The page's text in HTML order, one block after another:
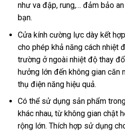
như va đập, rung,… đảm bảo
bạn.
Cửa kính cường lực dày kết
cho phép khả năng cách nhiệt
trường ở ngoài nhiệt độ thay
hưởng lớn đến không gian căn
thụ điện năng hiệu quả.
Có thể sử dụng sản phẩm
khác nhau, từ không gian chật
rộng lớn. Thích hợp sử dụng